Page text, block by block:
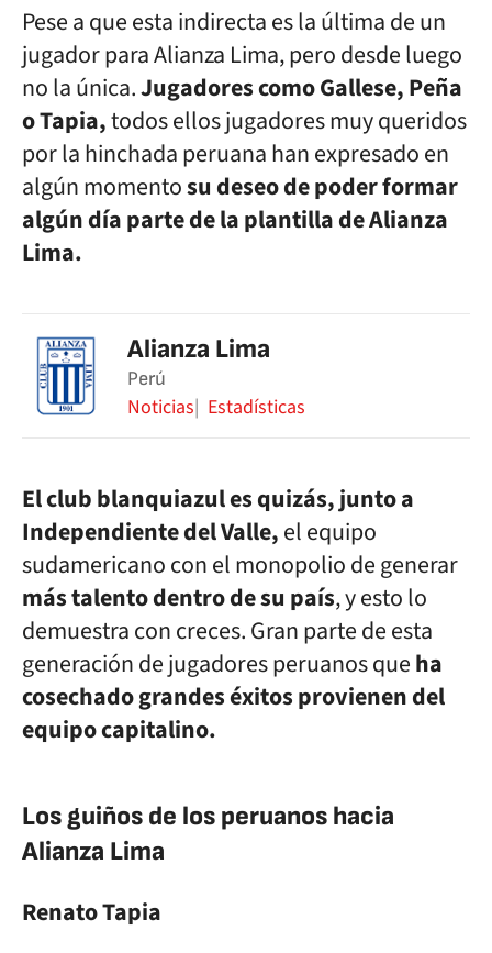
Pese a que esta indirecta es la última de un
jugador para Alianza Lima, pero desde luego
no la única.Jugadores como Gallese, Peña
o Tapia,todos ellos jugadores muy queridos
por la hinchada peruana han expresado en
algún momentosu deseo de poder formar
algún día parte de la plantilla de Alianza
Lima.
Alianza Lima
Perú
Noticias Estadísticas
El club blanquiazul es quizás, junto a
Independiente del Valle,el equipo
sudamericano con el monopolio de generar
más talento dentro de su país, y esto lo
demuestra con creces. Gran parte de esta
generación de jugadores peruanos queha
cosechado grandes éxitos provienen del
equipo capitalino.
Los guiños de los peruanos hacia
Alianza Lima
Renato Tapia